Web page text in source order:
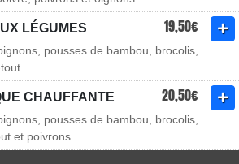
LÉGUMES 19,50€
pousses de bambou, brocolis,
CHAUFFANTE 20,50€
pousses de bambou, brocolis,
et poivrons